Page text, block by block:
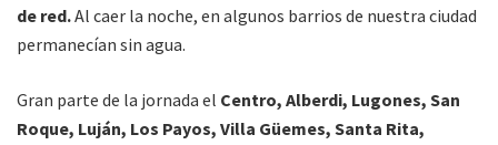
de red.Al caer la noche, en algunos barrios de nuestra ciudad
permanecían sin agua.
Gran parte de la jornada el Centro, Alberdi, Lugones, San
Roque, Luján, Los Payos, Villa Güemes, Santa Rita,